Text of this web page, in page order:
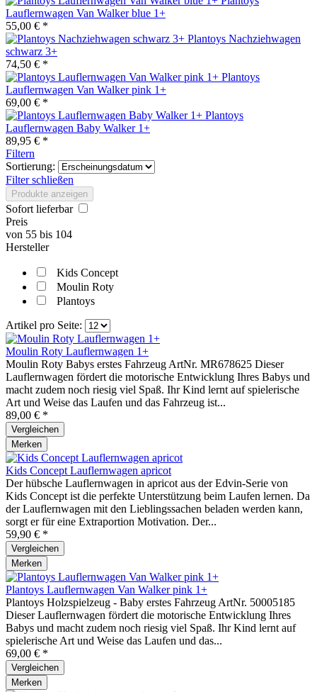
Lauflernwagen Van Walker blue 1+
55,00 € *
Plantoys Nachziehwagen
schwarz 3+
74,50 € *
Plantoys
Lauflernwagen Van Walker pink 1+
69,00 € *
Plantoys
Lauflernwagen Baby Walker 1+
89,95 € *
Filtern
Sortierung:
Filter schließen
Produkte anzeigen
Sofort lieferbar
Preis
von 55 bis 104
Hersteller
Kids Concept
Moulin Roty
Plantoys
Artikel pro Seite:
Moulin Roty Lauflernwagen 1+
Moulin Roty Babys erstes Fahrzeug ArtNr. MR678625 Dieser
Lauflernwagen fördert die motorische Entwicklung Ihres Babys und
macht zudem noch riesig viel Spaß. Ihr Kind lernt auf spielerische
Art und Weise das Laufen und das Fahrzeug ist...
89,00 € *
Vergleichen
Merken
Kids Concept Lauflernwagen apricot
Der hübsche Lauflernwagen in apricot aus der Edvin-Serie von
Kids Concept ist die perfekte Unterstützung beim Laufen lernen. Da
der Lauflernwagen mit den Lieblingssachen beladen werden kann,
sorgt er für eine Extraportion Motivation. Der...
59,90 € *
Vergleichen
Merken
Plantoys Lauflernwagen Van Walker pink 1+
Plantoys Holzspielzeug - Baby erstes Fahrzeug ArtNr. 50005185
Dieser Lauflernwagen fördert die motorische Entwicklung Ihres
Babys und macht zudem noch riesig viel Spaß. Ihr Kind lernt auf
spielerische Art und Weise das Laufen und das...
69,00 € *
Vergleichen
Merken